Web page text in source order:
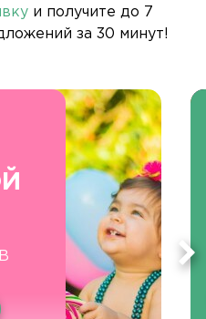
и получите до 7
за 30 минут!